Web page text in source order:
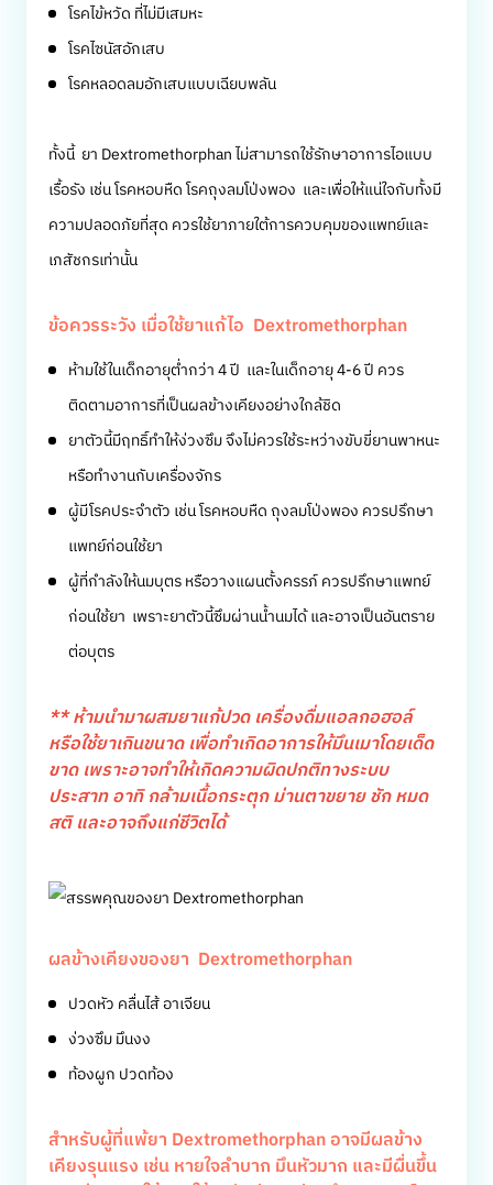
โรคไข้หวัด ที่ไม่มีเสมหะ
โรคไซนัสอักเสบ
โรคหลอดลมอักเสบแบบเฉียบพลัน
ทั้งนี้ ยา Dextromethorphan ไม่สามารถใช้รักษาอาการไอแบบ
เรื้อรัง เช่น โรคหอบหืด โรคถุงลมโป่งพอง และเพื่อให้แน่ใจกับทั้งมี
ความปลอดภัยที่สุด ควรใช้ยาภายใต้การควบคุมของแพทย์และ
เภสัชกรเท่านั้น
ข้อควรระวัง เมื่อใช้ยาแก้ไอ Dextromethorphan
ห้ามใช้ในเด็กอายุต่ำกว่า 4 ปี เเละในเด็กอายุ 4-6 ปี ควร
ติดตามอาการที่เป็นผลข้างเคียงอย่างใกล้ชิด
ยาตัวนี้มีฤทธิ์ทำให้ง่วงซึม จึงไม่ควรใช้ระหว่างขับขี่ยานพาหนะ
หรือทำงานกับเครื่องจักร
ผู้มีโรคประจำตัว เช่น โรคหอบหืด ถุงลมโป่งพอง ควรปรึกษา
เเพทย์ก่อนใช้ยา
ผู้ที่กำลังให้นมบุตร หรือวางแผนตั้งครรภ์ ควรปรึกษาแพทย์
ก่อนใช้ยา เพราะยาตัวนี้ซึมผ่านน้ำนมได้ และอาจเป็นอันตราย
ต่อบุตร
** ห้ามนำมาผสมยาแก้ปวด เครื่องดื่มแอลกอฮอล์
หรือใช้ยาเกินขนาด เพื่อทำเกิดอาการให้มึนเมาโดยเด็ด
ขาด เพราะอาจทำให้เกิดความผิดปกติทางระบบ
ประสาท อาทิ กล้ามเนื้อกระตุก ม่านตาขยาย ชัก หมด
สติ และอาจถึงแก่ชีวิตได้
ผลข้างเคียงของยา Dextromethorphan
ปวดหัว คลื่นไส้ อาเจียน
ง่วงซึม มึนงง
ท้องผูก ปวดท้อง
สำหรับผู้ที่แพ้ยา Dextromethorphan อาจมีผลข้าง
เคียงรุนแรง เช่น หายใจลำบาก มึนหัวมาก และมีผื่นขึ้น